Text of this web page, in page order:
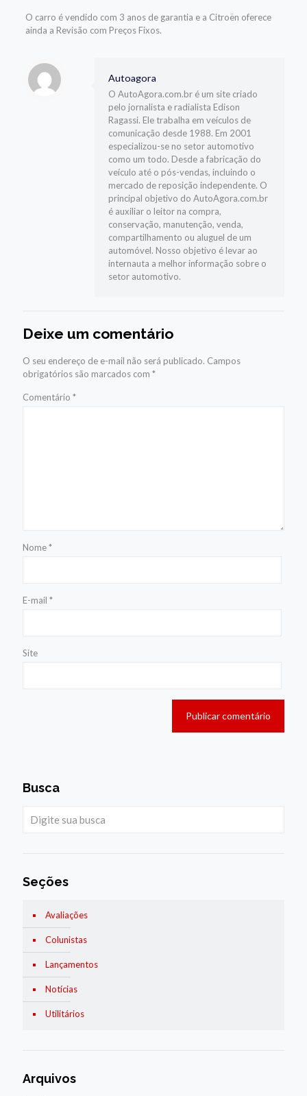
O carro é vendido com 3 anos de garantia e a Citroën oferece
ainda a Revisão com Preços Fixos.
Autoagora
O AutoAgora.com.br é um site criado
pelo jornalista e radialista Edison
Ragassi. Ele trabalha em veículos de
comunicação desde 1988. Em 2001
especializou-se no setor automotivo
como um todo. Desde a fabricação do
veículo até o pós-vendas, incluindo o
mercado de reposição independente. O
principal objetivo do AutoAgora.com.br
é auxiliar o leitor na compra,
conservação, manutenção, venda,
compartilhamento ou aluguel de um
automóvel. Nosso objetivo é levar ao
internauta a melhor informação sobre o
setor automotivo.
Deixe um comentário
O seu endereço de e-mail não será publicado. Campos
obrigatórios são marcados com *
Comentário *
Nome*
E-mail *
Site
Busca
Seções
Avaliações
Colunistas
Lançamentos
Notícias
Utilitários
Arquivos